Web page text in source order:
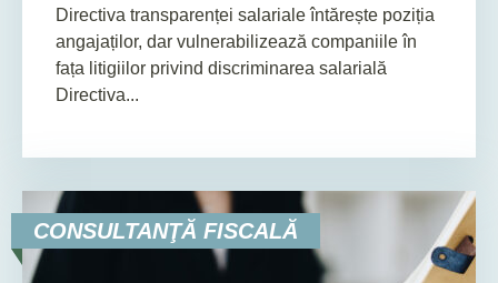
Directiva transparenței salariale întărește poziția
angajaților, dar vulnerabilizează companiile în
fața litigiilor privind discriminarea salarială
Directiva...
CONSULTANŢĂ FISCALĂ